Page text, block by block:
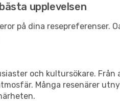
upplevelsen
på dina resepreferenser.
och kultursökare.
Många resenärer